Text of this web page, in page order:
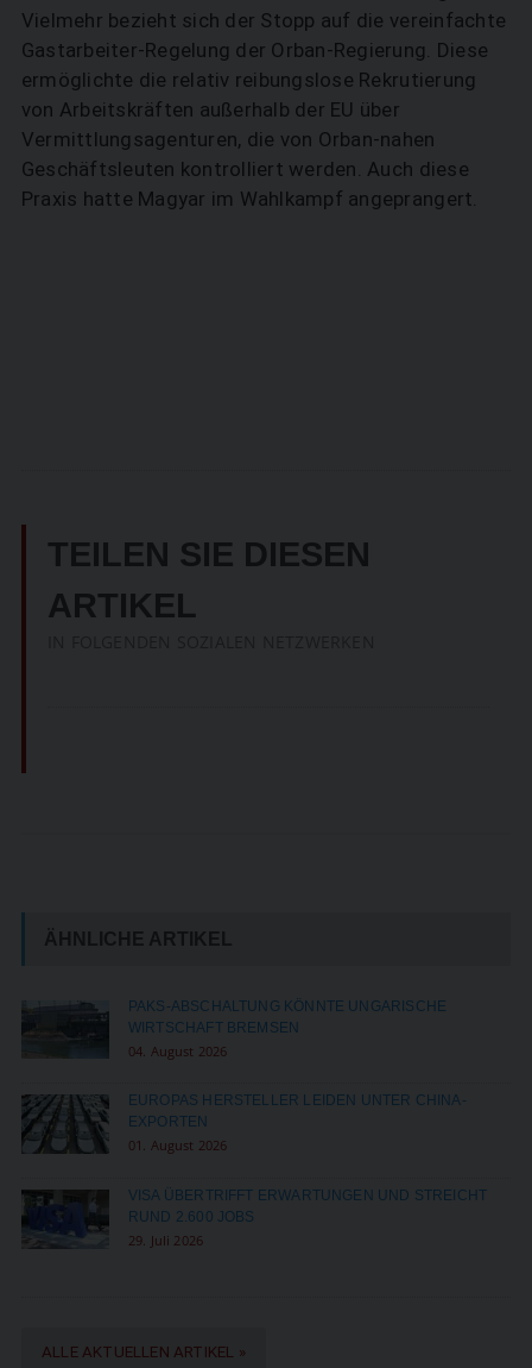
Vielmehr bezieht sich der Stopp auf die vereinfachte
Gastarbeiter-Regelung der Orban-Regierung. Diese
ermöglichte die relativ reibungslose Rekrutierung
von Arbeitskräften außerhalb der EU über
Vermittlungsagenturen, die von Orban-nahen
Geschäftsleuten kontrolliert werden. Auch diese
Praxis hatte Magyar im Wahlkampf angeprangert.
TEILEN SIE DIESEN
ARTIKEL
ÄHNLICHE ARTIKEL
PAKS-ABSCHALTUNG KÖNNTE UNGARISCHE
WIRTSCHAFT BREMSEN
04. August 2026
EUROPAS HERSTELLER LEIDEN UNTER CHINA-
EXPORTEN
01. August 2026
VISA ÜBERTRIFFT ERWARTUNGEN UND STREICHT
RUND 2.600 JOBS
29. Juli 2026
ALLE AKTUELLEN ARTIKEL »